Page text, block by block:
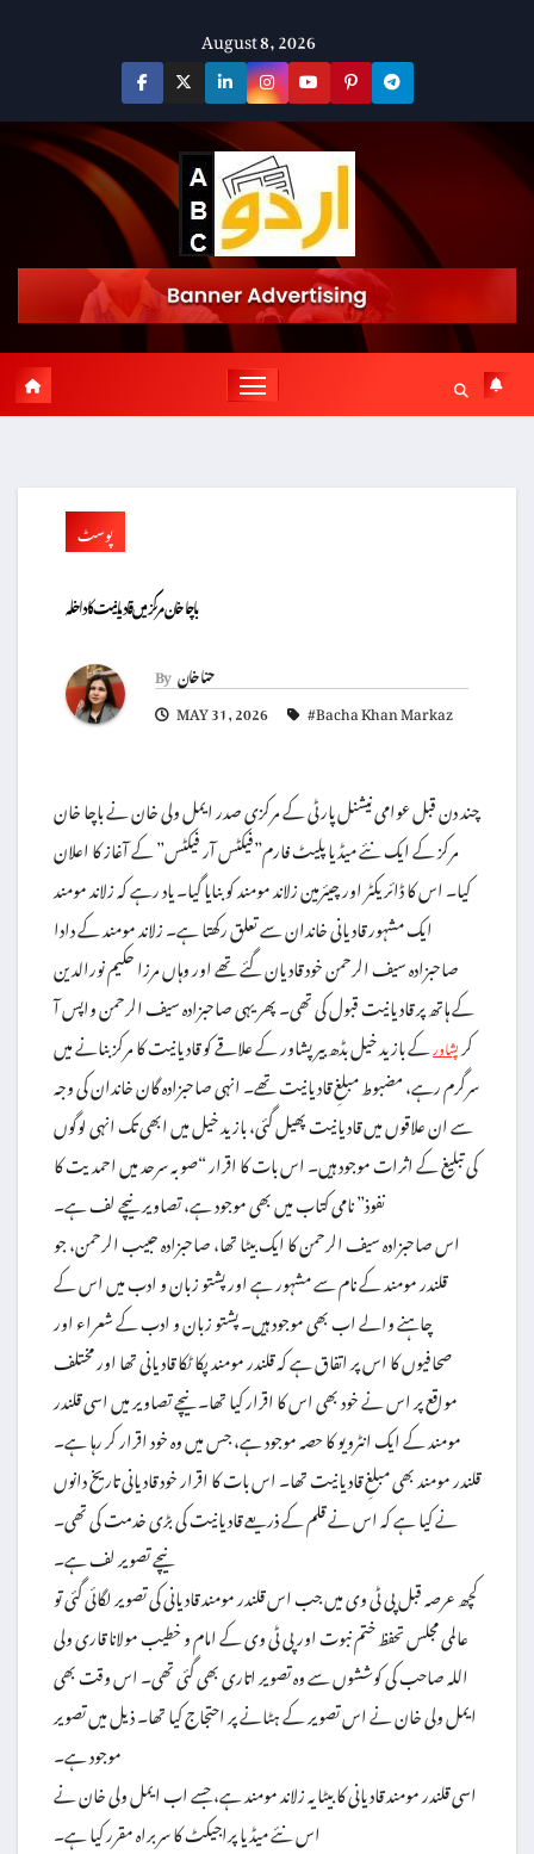
August 8, 2026
پوسٹ
باچا خان مرکز میں قادیانیت کا داخلہ
Byحنا خان
MAY 31, 2026
#Bacha Khan Markaz
چند دن قبل عوامی نیشنل پارٹی کے مرکزی صدر ایمل ولی خان نے باچا خان
مرکز کے ایک نئے میڈیا پلیٹ فارم”فیکٹس آر فیکٹس” کے آغاز کا اعلان
کیا۔ اس کا ڈائریکٹر اور چیئرمین زلاند مومند کو بنایا گیا۔ یاد رہے کہ زلاند مومند
ایک مشہور قادیانی خاندان سے تعلق رکھتا ہے۔ زلاند مومند کے دادا
صاحبزادہ سیف الرحمن خود قادیان گئے تھے اور وہاں مرزا حکیم نورالدین
کے ہاتھ پر قادیانیت قبول کی تھی۔ پھر یہی صاحبزادہ سیف الرحمن واپس آ
کرپشاورکے بازید خیل بڈھ بیر پشاور کے علاقے کو قادیانیت کا مرکز بنانے میں
سرگرم رہے، مضبوط مبلغِ قادیانیت تھے۔ انہی صاحبزادہ گان خاندان کی وجہ
سے ان علاقوں میں قادیانیت پھیل گئی، بازید خیل میں ابھی تک انہی لوگوں
کی تبلیغ کے اثرات موجود ہیں۔ اس بات کا اقرار “صوبہ سرحد میں احمدیت کا
نفوذ” نامی کتاب میں بھی موجود ہے، تصاویر نیچے لف ہے۔
اس صاحبزادہ سیف الرحمن کا ایک بیٹا تھا، صاحبزادہ حبیب الرحمن، جو
قلندر مومند کے نام سے مشہور ہے اور پشتو زبان و ادب میں اس کے
چاہنے والے اب بھی موجود ہیں۔ پشتو زبان و ادب کے شعراء اور
صحافیوں کا اس پر اتفاق ہے کہ قلندر مومند پکا ٹکا قادیانی تھا اور مختلف
مواقع پر اس نے خود بھی اس کا اقرار کیا تھا۔ نیچے تصاویر میں اسی قلندر
مومند کے ایک انٹرویو کا حصہ موجود ہے، جس میں وہ خود اقرار کر رہا ہے۔
قلندر مومند بھی مبلغِ قادیانیت تھا۔ اس بات کا اقرار خود قادیانی تاریخ دانوں
نے کیا ہے کہ اس نے قلم کے ذریعے قادیانیت کی بڑی خدمت کی تھی۔
نیچے تصویر لف ہے۔
کچھ عرصہ قبل پی ٹی وی میں جب اس قلندر مومند قادیانی کی تصویر لگائی گئی تو
عالمی مجلس تحفظ ختم نبوت اور پی ٹی وی کے امام و خطیب مولانا قاری ولی
اللہ صاحب کی کوششوں سے وہ تصویر اتاری بھی گئی تھی۔ اس وقت بھی
ایمل ولی خان نے اس تصویر کے ہٹانے پر احتجاج کیا تھا۔ ذیل میں تصویر
موجود ہے۔
اسی قلندر مومند قادیانی کا بیٹا یہ زلاند مومند ہے، جسے اب ایمل ولی خان نے
اس نئے میڈیا پراجیکٹ کا سربراہ مقرر کیا ہے۔